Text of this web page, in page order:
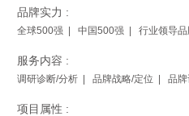
品牌实力 :
全球500强 | 中国500强 | 行业领导
服务内容 :
调研诊断/分析 | 品牌战略/定位 | 品
项目属性 :